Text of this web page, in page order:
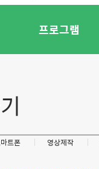
프로그램
트폰 영상제작